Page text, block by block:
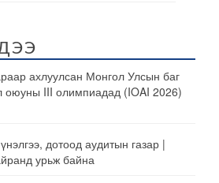
ахлуулсан Монгол Улсын баг
оюуны III олимпиадад (IOAI 2026)
дотоод аудитын газар |
урьж байна